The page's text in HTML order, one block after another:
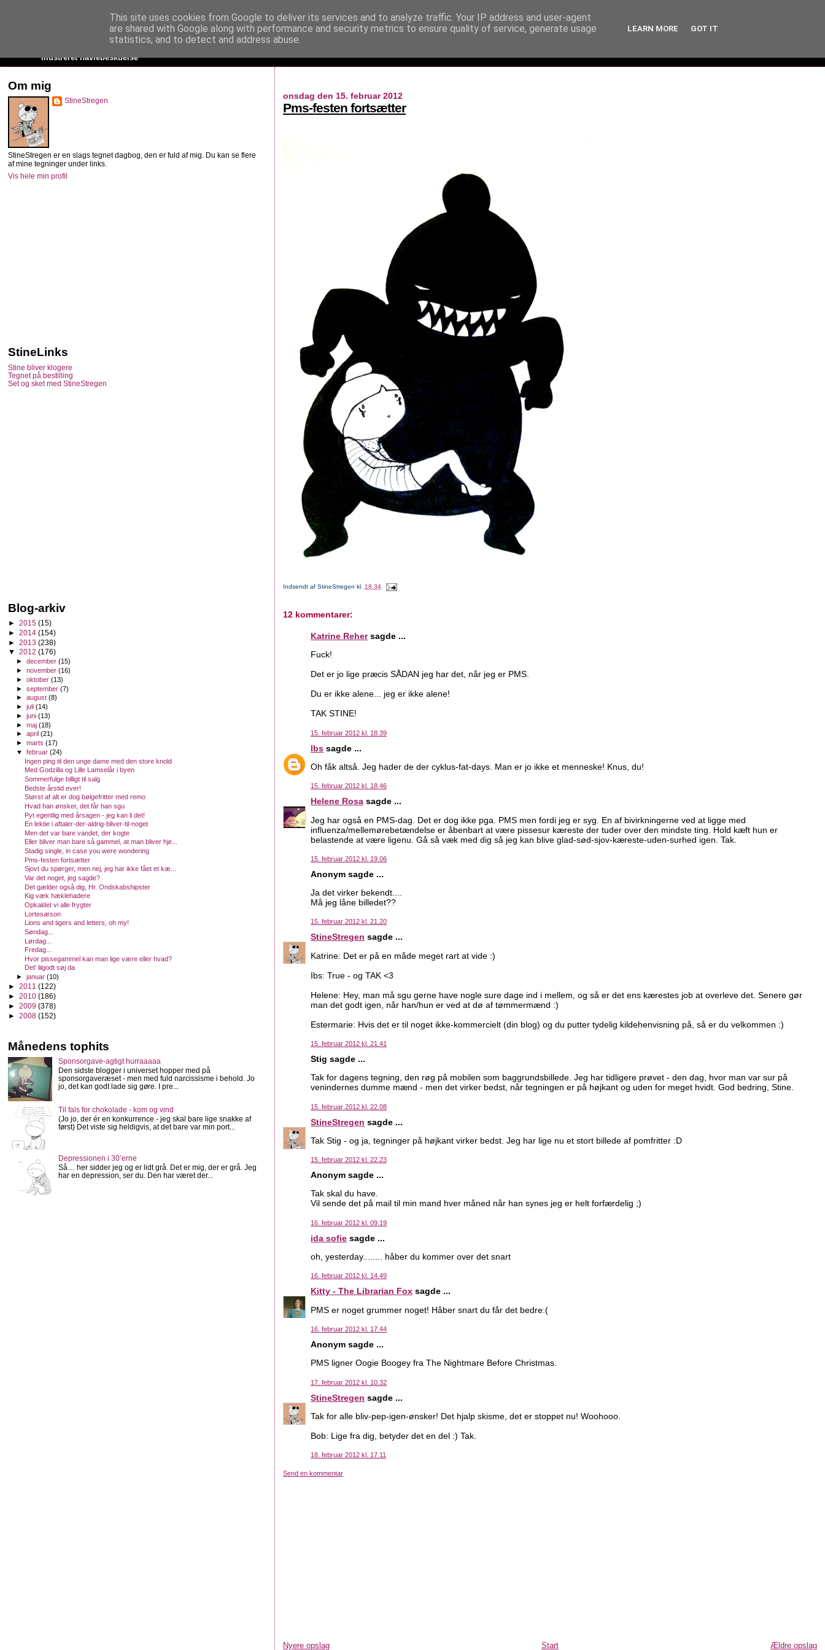
StineStregen
Illustreret navlebeskuelse
onsdag den 15. februar 2012
Pms-festen fortsætter
Indsendt afStineStregen kl.18.34
12 kommentarer:
Katrine Rehersagde ...
Fuck!
Det er jo lige præcis SÅDAN jeg har det, når jeg er PMS.
Du er ikke alene... jeg er ikke alene!
TAK STINE!
15. februar 2012 kl. 18.39
Ibs sagde ...
Oh fåk altså. Jeg hader de der cyklus-fat-days. Man er jo ikke et menneske! Knus, du!
15. februar 2012 kl. 18.46
Helene Rosa sagde ...
Jeg har også en PMS-dag. Det er dog ikke pga. PMS men fordi jeg er syg. En af bivirkningerne ved at ligge med
influenza/mellemørebetændelse er åbenbart at være pissesur kæreste der tuder over den mindste ting. Hold kæft hun er
belastende at være ligenu. Gå så væk med dig så jeg kan blive glad-sød-sjov-kæreste-uden-surhed igen. Tak.
15. februar 2012 kl. 19.06
Anonym sagde ...
Ja det virker bekendt....
Må jeg låne billedet??
15. februar 2012 kl. 21.20
StineStregen sagde ...
Katrine: Det er på en måde meget rart at vide :)
Ibs: True - og TAK <3
Helene: Hey, man må sgu gerne have nogle sure dage ind i mellem, og så er det ens kærestes job at overleve det. Senere gør
man det godt igen, når han/hun er ved at dø af tømmermænd :)
Estermarie: Hvis det er til noget ikke-kommercielt (din blog) og du putter tydelig kildehenvisning på, så er du velkommen :)
15. februar 2012 kl. 21.41
Stig sagde ...
Tak for dagens tegning, den røg på mobilen som baggrundsbillede. Jeg har tidligere prøvet - den dag, hvor man var sur på
venindernes dumme mænd - men det virker bedst, når tegningen er på højkant og uden for meget hvidt. God bedring, Stine.
15. februar 2012 kl. 22.08
StineStregen sagde ...
Tak Stig - og ja, tegninger på højkant virker bedst. Jeg har lige nu et stort billede af pomfritter :D
15. februar 2012 kl. 22.23
Anonym sagde ...
Tak skal du have.
Vil sende det på mail til min mand hver måned når han synes jeg er helt forfærdelig ;)
16. februar 2012 kl. 09.19
ida sofie sagde ...
oh, yesterday........ håber du kommer over det snart
16. februar 2012 kl. 14.49
Kitty - The Librarian Fox sagde ...
PMS er noget grummer noget! Håber snart du får det bedre:(
16. februar 2012 kl. 17.44
Anonym sagde ...
PMS ligner Oogie Boogey fra The Nightmare Before Christmas.
17. februar 2012 kl. 10.32
StineStregen sagde ...
Tak for alle bliv-pep-igen-ønsker! Det hjalp skisme, det er stoppet nu! Woohooo.
Bob: Lige fra dig, betyder det en del :) Tak.
18. februar 2012 kl. 17.11
Send en kommentar
Nyere opslag Ældre opslag
Start
Om mig
StineStregen
StineStregen er en slags tegnet dagbog, den er fuld af mig. Du kan se flere
af mine tegninger under links.
Vis hele min profil
StineLinks
Stine bliver klogere
Tegnet på bestilling
Set og sket med StineStregen
Blog-arkiv
► 2015 (15)
► 2014 (154)
► 2013 (238)
▼ 2012 (176)
►december(15)
►november(16)
►oktober(13)
►september(7)
►august(8)
►juli(14)
►juni(13)
►maj(18)
►april(21)
►marts(17)
▼februar(24)
Ingen ping til den unge dame med den store knold
Med Godzilla og Lille Lamselår i byen
Sommerfulge billigt til salg
Bedste årstid ever!
Størst af alt er dog bølgefritter med remo
Hvad han ønsker, det får han sgu
Pyt egentlig med årsagen - jeg kan li det!
En lektie i aftaler-der-aldrig-bliver-til-noget
Men det var bare vandet, der kogte
Eller bliver man bare så gammel, at man bliver hje...
Stadig single, in case you were wondering
Pms-festen fortsætter
Sjovt du spørger, men nej, jeg har ikke fået et kæ...
Var det noget, jeg sagde?
Det gælder også dig, Hr. Ondskabshipster
Kig væk hæklehadere
Opkaldet vi alle frygter
Lortesæson
Lions and tigers and letters, oh my!
Søndag...
Lørdag...
Fredag...
Hvor pissegammel kan man lige være eller hvad?
Det' liigodt søj da
►januar(10)
► 2011 (122)
► 2010 (186)
► 2009 (378)
► 2008 (152)
Månedens tophits
Sponsorgave-agtigt hurraaaaa
Den sidste blogger i universet hopper med på
sponsorgaveræset - men med fuld narcissisme i behold. Jo
jo, det kan godt lade sig gøre. I pre...
Til fals for chokolade - kom og vind
(Jo jo, der ér en konkurrence - jeg skal bare lige snakke af
først) Det viste sig heldigvis, at det bare var min port...
Depressionen i 30’erne
Så… her sidder jeg og er lidt grå. Det er mig, der er grå. Jeg
har en depression, ser du. Den har været der...
This site uses cookies from Google to deliver its services and to analyze traffic. Your IP address and user-agent
are shared with Google along with performance and security metrics to ensure quality of service, generate usage
statistics, and to detect and address abuse.
LEARN MORE GOT IT